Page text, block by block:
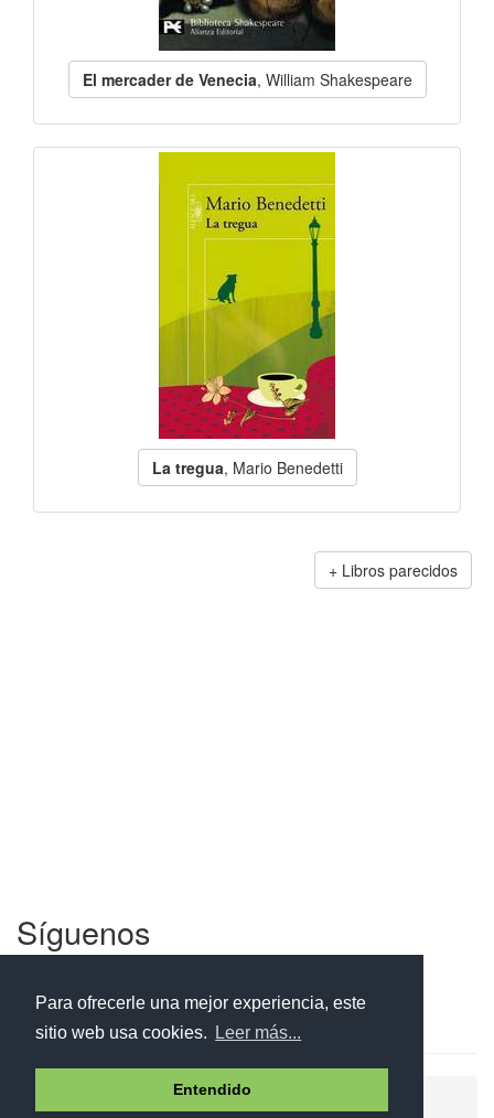
Para ofrecerle una mejor experiencia, este
sitio web usa cookies.
Leer más...
Entendido
El mercader de Venecia, William Shakespeare
La tregua, Mario Benedetti
Libros parecidos
Síguenos
Aviso legal